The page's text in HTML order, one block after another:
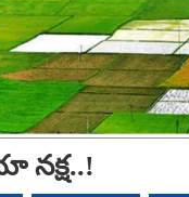
న‌క్ష‌..!